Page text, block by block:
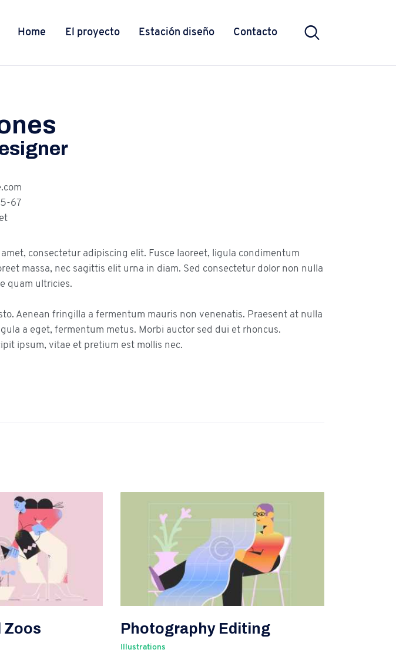
Home El proyecto Estación diseño Contacto
67
consectetur adipiscing elit. Fusce laoreet, ligula condimentum
massa, nec sagittis elit urna in diam. Sed consectetur dolor non nulla
quam ultricies.
Aenean fringilla a fermentum mauris non venenatis. Praesent at nulla
a eget, fermentum metus. Morbi auctor sed dui et rhoncus.
ipsum, vitae et pretium est mollis nec.
Zoos Photography Editing
Illustrations